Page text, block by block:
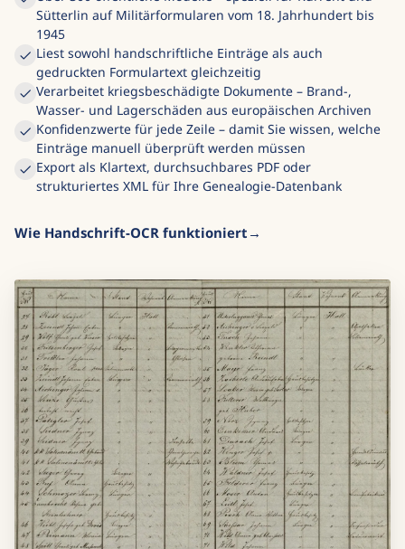
Sütterlin auf Militärformularen vom 18. Jahrhundert bis
1945
Liest sowohl handschriftliche Einträge als auch
gedruckten Formulartext gleichzeitig
Verarbeitet kriegsbeschädigte Dokumente – Brand-,
Wasser- und Lagerschäden aus europäischen Archiven
Konfidenzwerte für jede Zeile – damit Sie wissen, welche
Einträge manuell überprüft werden müssen
Export als Klartext, durchsuchbares PDF oder
strukturiertes XML für Ihre Genealogie-Datenbank
Wie Handschrift-OCR funktioniert